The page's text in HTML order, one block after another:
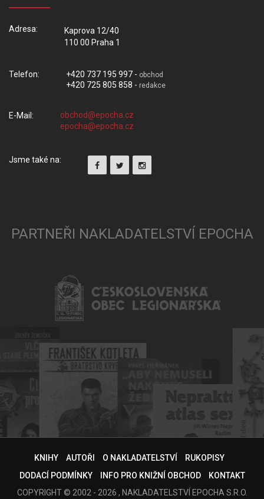
Adresa:
Kaprova 12/40
110 00 Praha 1
Telefon: +420 737 195 997 - obchod
+420 725 805 858 - redakce
E-Mail:
Jsme také na:
PARTNEŘI NAKLADATELSTVÍ EPOCHA
KNIHY AUTOŘI O NAKLADATELSTVÍ
RUKOPISY
DODACÍ PODMÍNKY
INFO PRO KNIŽNÍ OBCHOD
KONTAKT
COPYRIGHT © 2002 - 2026 , NAKLADATELSTVÍ EPOCHA S.R.O.